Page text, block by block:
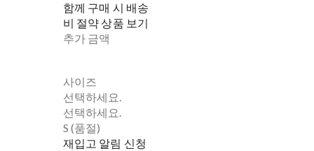
함께 구매 시 배송
비 절약 상품 보기
추가 금액
사이즈
선택하세요.
선택하세요.
S (품절)
재입고 알림 신청